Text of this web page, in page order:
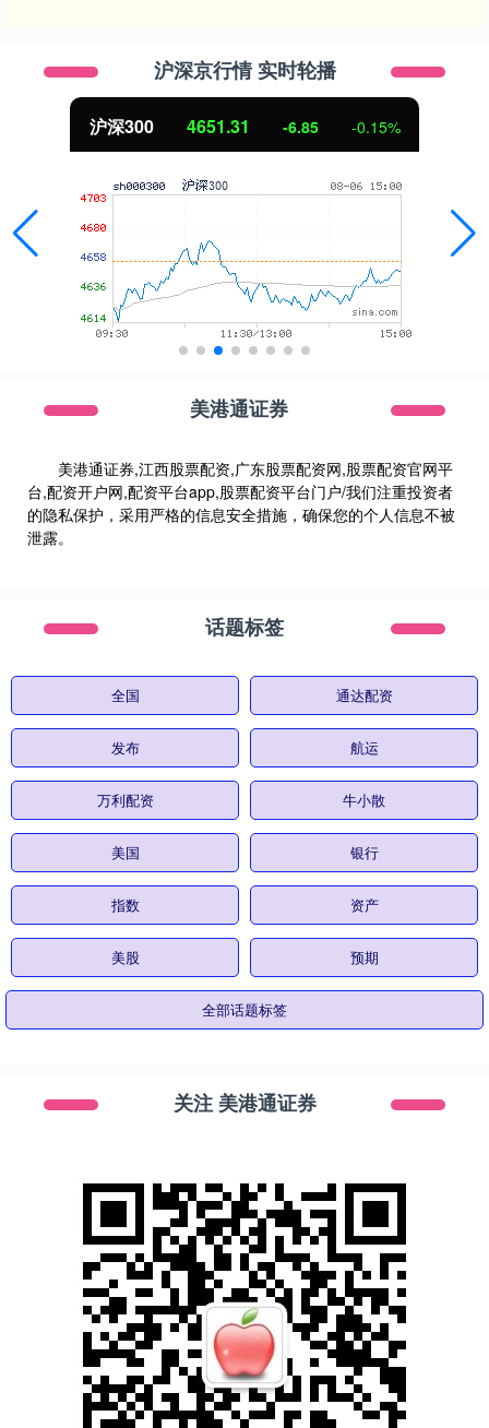
沪深京行情 实时轮播
沪深300 4651.31 -6.85 -0.15%
美港通证券
美港通证券,江西股票配资,广东股票配资网,股票配资官网平
台,配资开户网,配资平台app,股票配资平台门户/我们注重投资者
的隐私保护，采用严格的信息安全措施，确保您的个人信息不被
泄露。
话题标签
全国 通达配资
发布 航运
万利配资 牛小散
美国 银行
指数 资产
美股 预期
全部话题标签
关注 美港通证券